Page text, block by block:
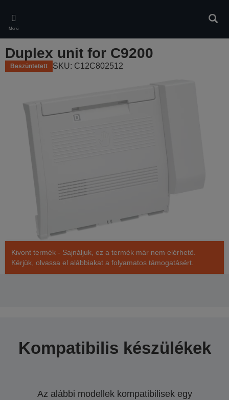
main
content
Menü
Duplex unit for C9200
Beszüntetett SKU: C12C802512
Kivont termék - Sajnáljuk, ez a termék már nem elérhető.
Kérjük, olvassa el alábbiakat a folyamatos támogatásért.
Kompatibilis készülékek
Az alábbi modellek kompatibilisek egy